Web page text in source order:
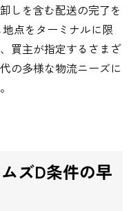
しを含む配送の完了を
点をターミナルに限
買主が指定するさまざ
の多様な物流ニーズに
ズD条件の早